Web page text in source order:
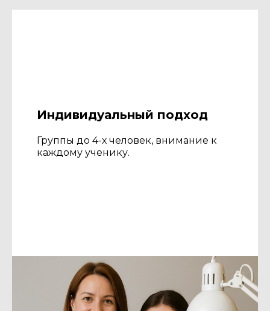
Индивидуальный подход
Группы до 4-х человек, внимание к
каждому ученику.